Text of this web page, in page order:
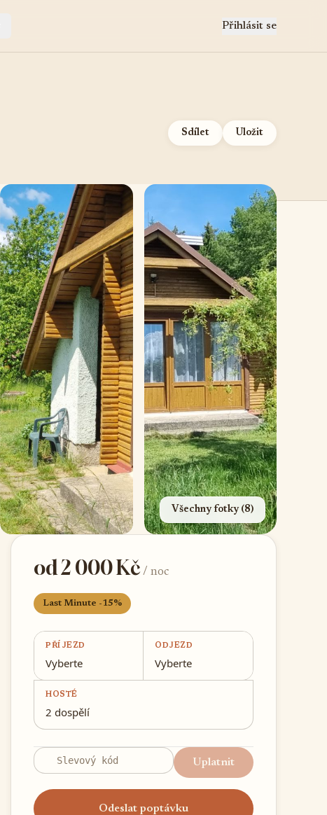
Přihlásit se
Sdílet Uložit
Všechny fotky (8)
od 2 000 Kč/ noc
Last Minute -15%
PŘÍJEZD
Vyberte
ODJEZD
Vyberte
HOSTÉ
2 dospělí
Uplatnit
Odeslat poptávku